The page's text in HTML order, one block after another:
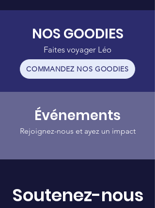
NOS GOODIES
Faites voyager Léo
COMMANDEZ NOS GOODIES
Événements
Rejoignez-nous et ayez un impact
Soutenez-nous